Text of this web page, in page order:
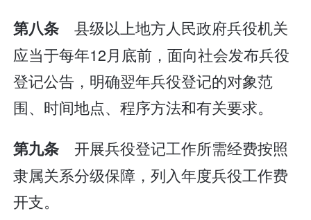
第八条县级以上地方人民政府兵役机关
应当于每年12月底前，面向社会发布兵役
登记公告，明确翌年兵役登记的对象范
围、时间地点、程序方法和有关要求。
第九条开展兵役登记工作所需经费按照
隶属关系分级保障，列入年度兵役工作费
开支。